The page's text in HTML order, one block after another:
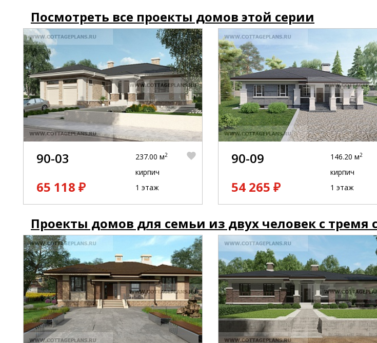
Посмотреть все проекты домов этой серии
90-03
65 118 ₽
237.00 м2
кирпич
1 этаж
90-09
54 265 ₽
146.20 м2
кирпич
1 этаж
Проекты домов для семьи из двух человек с тремя